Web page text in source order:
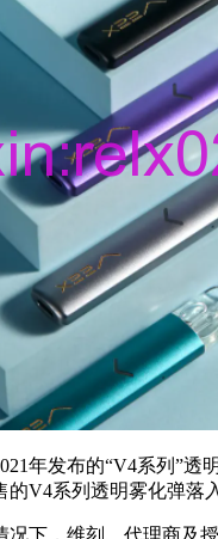
年发布的“V4系列”透
V4系列透明雾化弹落